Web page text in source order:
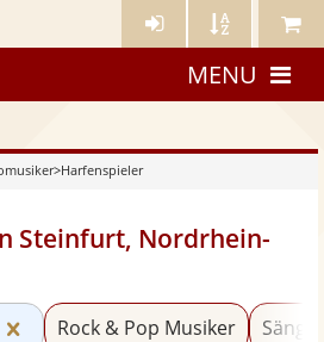
Künstler- Künstler Meine
MENU
>Harfenspieler
Steinfurt, Nordrhein-
Kategorie «Harfenspieler»
Rock & Pop Musiker